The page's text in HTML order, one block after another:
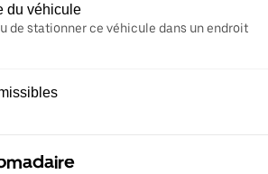
du véhicule
de stationner ce véhicule dans un endroit